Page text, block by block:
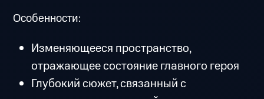
Особенности:
Изменяющееся пространство,
отражающее состояние главного героя
Глубокий сюжет, связанный с